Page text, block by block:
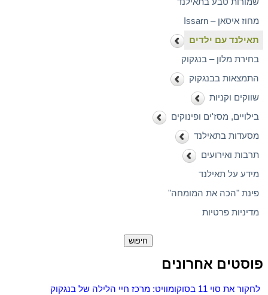
מחוז איסאן – Issarn
תאילנד עם ילדים
בחירת מלון – בנגקוק
התמצאות בבנגקוק
שווקים וקניות
בילויים, מסז'ים ופינוקים
מסעדות בתאילנד
תרבות ואירועים
מידע על תאילנד
פינת "הכה את המומחה"
מדיניות פרטיות
פוסטים אחרונים
לחקור את סוי 11 בסוקומוויט: מרכז חיי הלילה של בנגקוק